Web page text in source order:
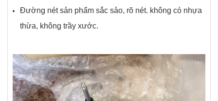
Đường nét sản phẩm sắc sảo, rõ nét. không có nhựa
thừa, không trầy xước.